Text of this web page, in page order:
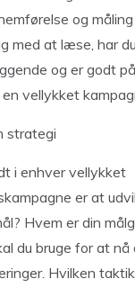
og
med at læse, har
og er godt
vellykket
strategi
i enhver vellykket
er at
Hvem er din
du bruge for at nå
Hvilken